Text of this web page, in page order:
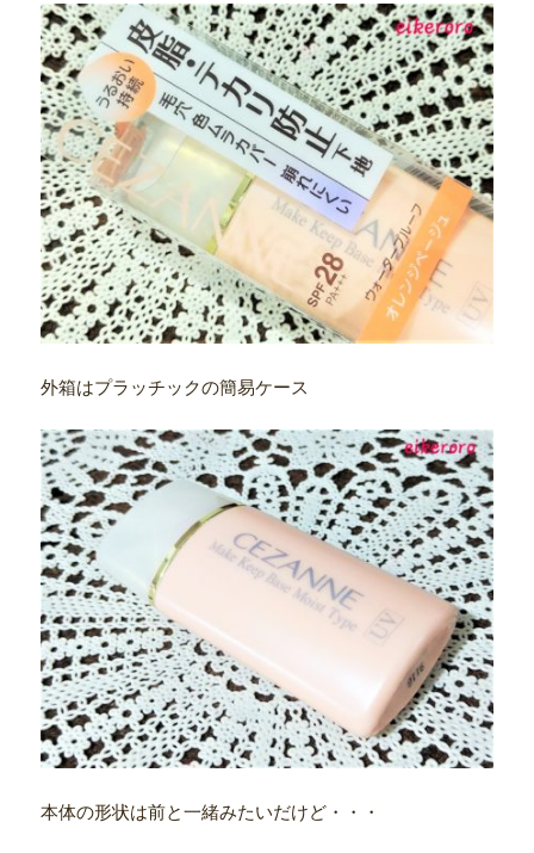
外箱はプラッチックの簡易ケース
本体の形状は前と一緒みたいだけど・・・